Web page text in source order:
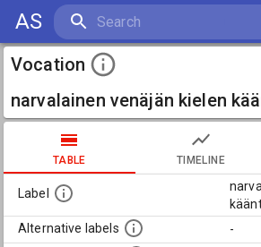
AS
Vocation
narvalainen venäjän kielen
TABLE TIMELINE
Label
Alternative labels
-